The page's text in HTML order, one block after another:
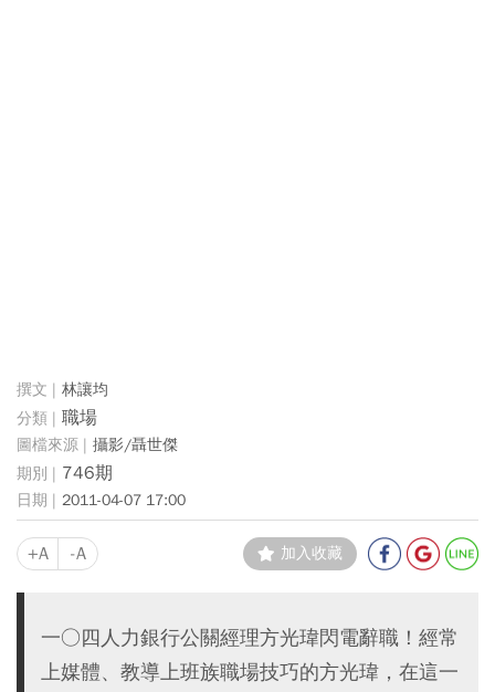
林讓均
職場
攝影/聶世傑
746期
2011-04-07 17:00
+A -A 加入收藏
一○四人力銀行公關經理方光瑋閃電辭職！經常
上媒體、教導上班族職場技巧的方光瑋，在這一